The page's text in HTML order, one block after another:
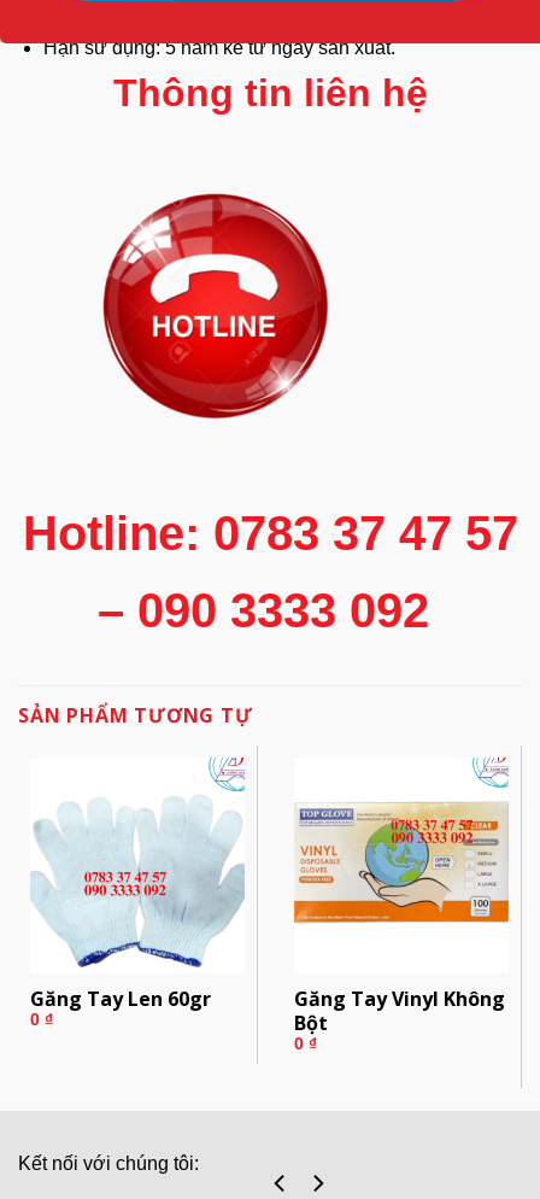
Hạn sử dụng: 5 năm kể từ ngày sản xuất.
Thông tin liên hệ
Hotline: 0783 37 47 57
– 090 3333 092
SẢN PHẨM TƯƠNG TỰ
Găng Tay Len 60gr
0 ₫
Găng Tay Vinyl Không
Bột
0 ₫
Kết nối với chúng tôi: